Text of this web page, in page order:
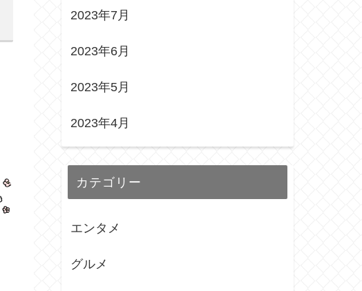
2023年7月
2023年6月
2023年5月
2023年4月
カテゴリー
エンタメ
グルメ